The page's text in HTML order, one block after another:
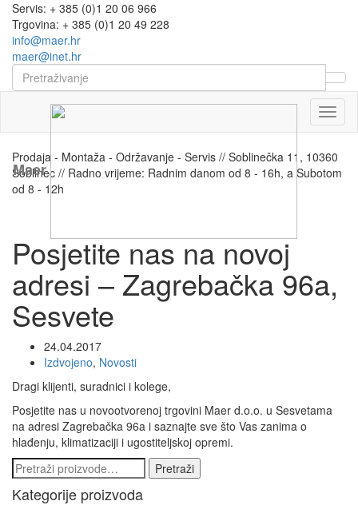
Servis: + 385 (0)1 20 06 966
Trgovina: + 385 (0)1 20 49 228
info@maer.hr
maer@inet.hr
Maer
Prodaja - Montaža - Održavanje - Servis // Soblinečka 11, 10360
Soblinec // Radno vrijeme: Radnim danom od 8 - 16h, a Subotom
od 8 - 12h
Posjetite nas na novoj
adresi – Zagrebačka 96a,
Sesvete
24.04.2017
Izdvojeno, Novosti
Dragi klijenti, suradnici i kolege,
Posjetite nas u novootvorenoj trgovini Maer d.o.o. u Sesvetama
na adresi Zagrebačka 96a i saznajte sve što Vas zanima o
hlađenju, klimatizaciji i ugostiteljskoj opremi.
Pretraži:
Pretraži
Kategorije proizvoda